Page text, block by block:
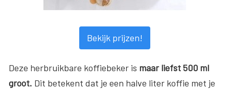
Bekijk prijzen!
Deze herbruikbare koffiebeker is maar liefst 500 ml
groot. Dit betekent dat je een halve liter koffie met je